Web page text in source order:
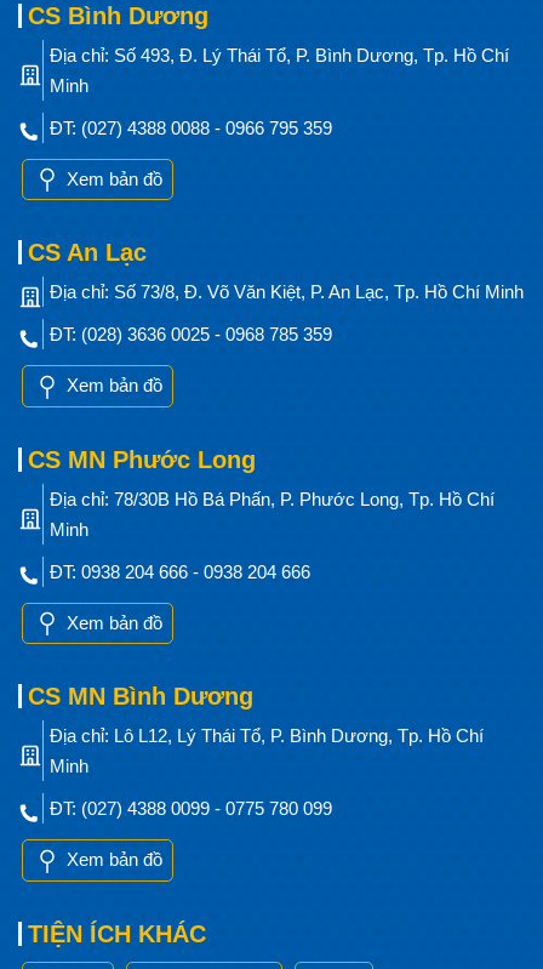
CS Bình Dương
Địa chỉ: Số 493, Đ. Lý Thái Tổ, P. Bình Dương, Tp. Hồ Chí
Minh
ĐT: (027) 4388 0088 - 0966 795 359
Xem bản đồ
CS An Lạc
Địa chỉ: Số 73/8, Đ. Võ Văn Kiệt, P. An Lạc, Tp. Hồ Chí Minh
ĐT: (028) 3636 0025 - 0968 785 359
Xem bản đồ
CS MN Phước Long
Địa chỉ: 78/30B Hồ Bá Phấn, P. Phước Long, Tp. Hồ Chí
Minh
ĐT: 0938 204 666 - 0938 204 666
Xem bản đồ
CS MN Bình Dương
Địa chỉ: Lô L12, Lý Thái Tổ, P. Bình Dương, Tp. Hồ Chí
Minh
ĐT: (027) 4388 0099 - 0775 780 099
Xem bản đồ
TIỆN ÍCH KHÁC